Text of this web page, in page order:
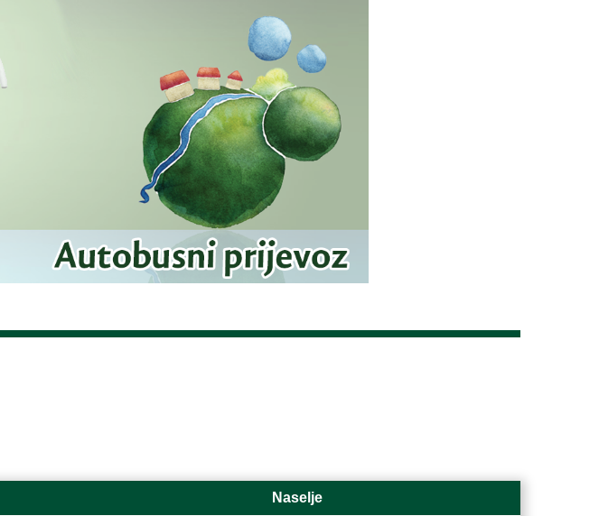
Naselje